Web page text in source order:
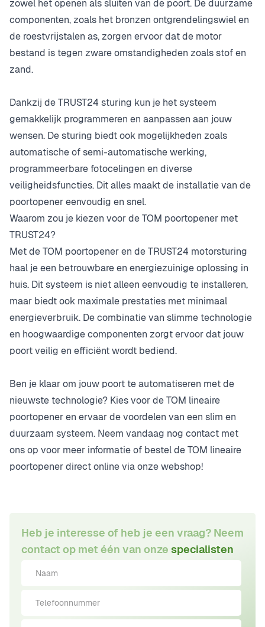
zowel het openen als sluiten van de poort. De duurzame
componenten, zoals het bronzen ontgrendelingswiel en
de roestvrijstalen as, zorgen ervoor dat de motor
bestand is tegen zware omstandigheden zoals stof en
zand.
Dankzij de TRUST24 sturing kun je het systeem
gemakkelijk programmeren en aanpassen aan jouw
wensen. De sturing biedt ook mogelijkheden zoals
automatische of semi-automatische werking,
programmeerbare fotocelingen en diverse
veiligheidsfuncties. Dit alles maakt de installatie van de
poortopener eenvoudig en snel.
Waarom zou je kiezen voor de TOM poortopener met
TRUST24?
Met de TOM poortopener en de TRUST24 motorsturing
haal je een betrouwbare en energiezuinige oplossing in
huis. Dit systeem is niet alleen eenvoudig te installeren,
maar biedt ook maximale prestaties met minimaal
energieverbruik. De combinatie van slimme technologie
en hoogwaardige componenten zorgt ervoor dat jouw
poort veilig en efficiënt wordt bediend.
Ben je klaar om jouw poort te automatiseren met de
nieuwste technologie? Kies voor de TOM lineaire
poortopener en ervaar de voordelen van een slim en
duurzaam systeem. Neem vandaag nog contact met
ons op voor meer informatie of bestel de TOM lineaire
poortopener direct onlinevia onze webshop!
Heb je interesse of heb je een vraag? Neem
contact op met één van onze specialisten